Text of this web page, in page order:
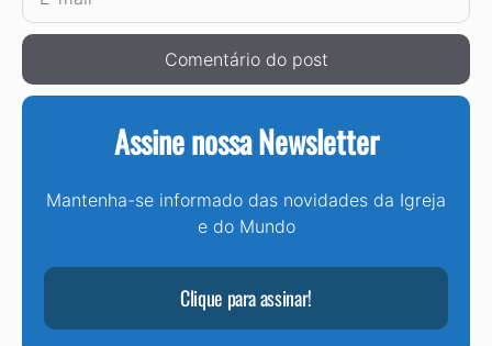
mail
Assine nossa Newsletter
Mantenha-se informado das novidades da Igreja
e do Mundo
Clique para assinar!